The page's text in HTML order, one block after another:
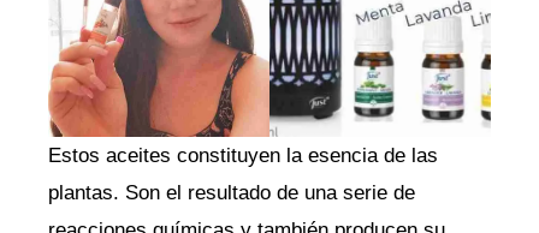
Estos aceites constituyen la esencia de las
plantas. Son el resultado de una serie de